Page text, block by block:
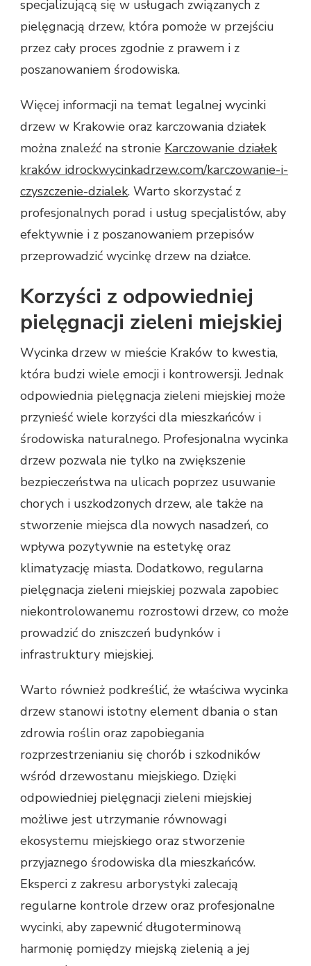
specjalizującą się w usługach związanych z
pielęgnacją drzew, która pomoże w przejściu
przez cały proces zgodnie z prawem i z
poszanowaniem środowiska.
Więcej informacji na temat legalnej wycinki
drzew w Krakowie oraz karczowania działek
można znaleźć na stronie Karczowanie działek
kraków idrockwycinkadrzew.com/karczowanie-i-
czyszczenie-dzialek. Warto skorzystać z
profesjonalnych porad i usług specjalistów, aby
efektywnie i z poszanowaniem przepisów
przeprowadzić wycinkę drzew na działce.
Korzyści z odpowiedniej
pielęgnacji zieleni miejskiej
Wycinka drzew w mieście Kraków to kwestia,
która budzi wiele emocji i kontrowersji. Jednak
odpowiednia pielęgnacja zieleni miejskiej może
przynieść wiele korzyści dla mieszkańców i
środowiska naturalnego. Profesjonalna wycinka
drzew pozwala nie tylko na zwiększenie
bezpieczeństwa na ulicach poprzez usuwanie
chorych i uszkodzonych drzew, ale także na
stworzenie miejsca dla nowych nasadzeń, co
wpływa pozytywnie na estetykę oraz
klimatyzację miasta. Dodatkowo, regularna
pielęgnacja zieleni miejskiej pozwala zapobiec
niekontrolowanemu rozrostowi drzew, co może
prowadzić do zniszczeń budynków i
infrastruktury miejskiej.
Warto również podkreślić, że właściwa wycinka
drzew stanowi istotny element dbania o stan
zdrowia roślin oraz zapobiegania
rozprzestrzenianiu się chorób i szkodników
wśród drzewostanu miejskiego. Dzięki
odpowiedniej pielęgnacji zieleni miejskiej
możliwe jest utrzymanie równowagi
ekosystemu miejskiego oraz stworzenie
przyjaznego środowiska dla mieszkańców.
Eksperci z zakresu arborystyki zalecają
regularne kontrole drzew oraz profesjonalne
wycinki, aby zapewnić długoterminową
harmonię pomiędzy miejską zielenią a jej